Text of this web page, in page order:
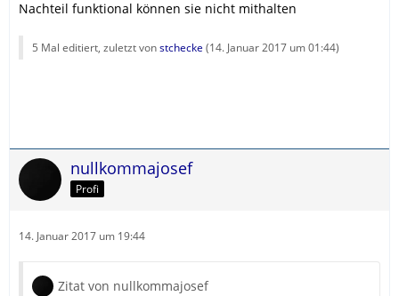
Nachteil funktional können sie nicht mithalten
5 Mal editiert, zuletzt vonstchecke (14. Januar 2017 um 01:44)
nullkommajosef
Profi
14. Januar 2017 um 19:44
Zitat von nullkommajosef